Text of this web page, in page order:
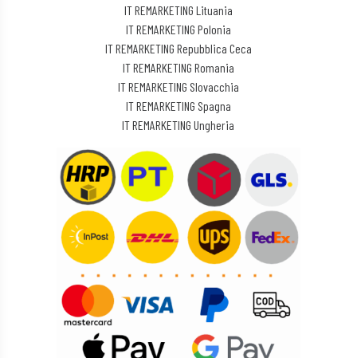
IT REMARKETING Lituania
IT REMARKETING Polonia
IT REMARKETING Repubblica Ceca
IT REMARKETING Romania
IT REMARKETING Slovacchia
IT REMARKETING Spagna
IT REMARKETING Ungheria